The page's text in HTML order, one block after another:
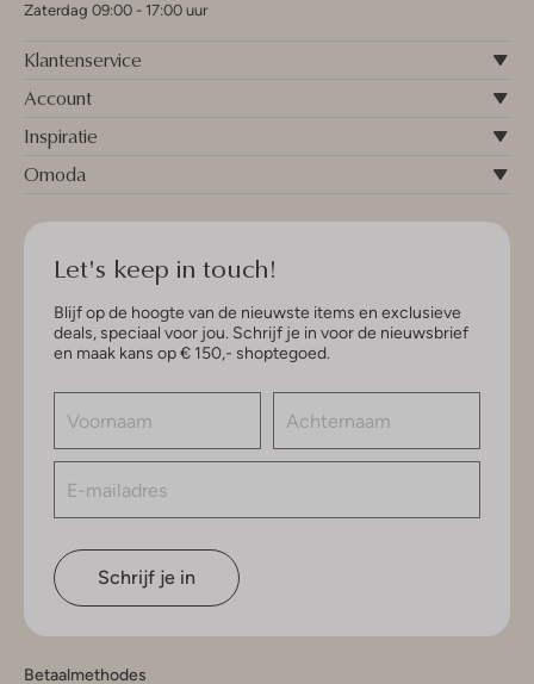
Zaterdag 09:00 - 17:00 uur
Klantenservice
Account
Inspiratie
Omoda
Let's keep in touch!
Blijf op de hoogte van de nieuwste items en exclusieve
deals, speciaal voor jou. Schrijf je in voor de nieuwsbrief
en maak kans op € 150,- shoptegoed.
Schrijf je in
Betaalmethodes